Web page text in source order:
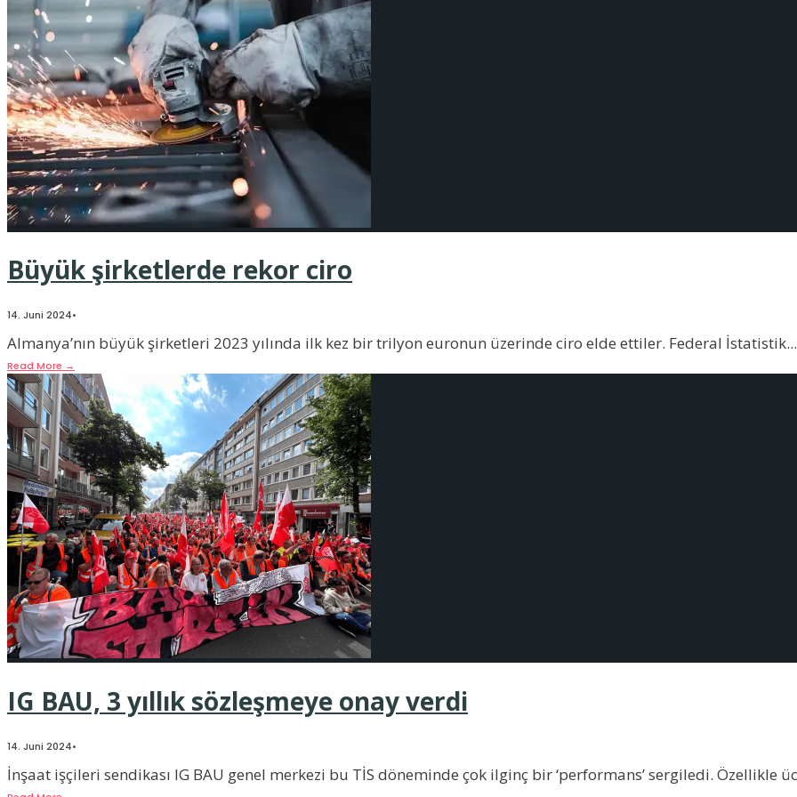
Büyük şirketlerde rekor ciro
14. Juni 2024•
Almanya’nın büyük şirketleri 2023 yılında ilk kez bir trilyon euronun üzerinde ciro elde ettiler. Federal İstatistik...
Read More →
IG BAU, 3 yıllık sözleşmeye onay verdi
14. Juni 2024•
İnşaat işçileri sendikası IG BAU genel merkezi bu TİS döneminde çok ilginç bir ‘performans’ sergiledi. Özellikle